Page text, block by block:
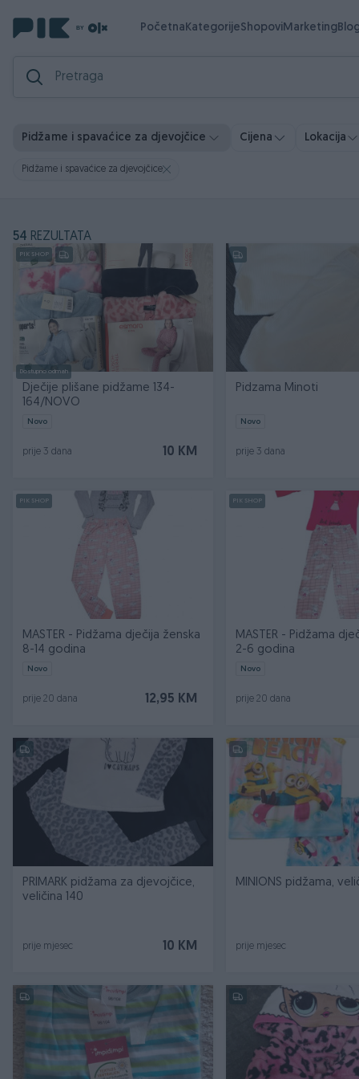
PočetnaKategorijeShopoviMarketing
Pidžame i spavaćice za djevojčice Cijena Lokacija
Pidžame i spavaćice za djevojčice
54 REZULTATA
PIK SHOP
Dostupno odmah
Dječije plišane pidžame 134-
164/NOVO
Novo
10 KM
prije 3 dana
Pidzama Minoti
Novo
prije 3 dana
PIK SHOP
MASTER - Pidžama dječija ženska
8-14 godina
Novo
12,95 KM
prije 20 dana
PIK SHOP
MASTER - Pidžama
2-6 godina
Novo
prije 20 dana
PRIMARK pidžama za djevojčice,
veličina 140
10 KM
prije mjesec
MINIONS pidžama,
prije mjesec